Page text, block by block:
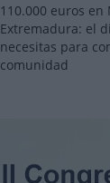
110.000 euros
Extremadura: el
necesitas para
comunidad